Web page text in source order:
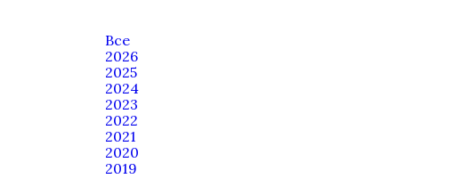
Все
2026
2025
2024
2023
2022
2021
2020
2019